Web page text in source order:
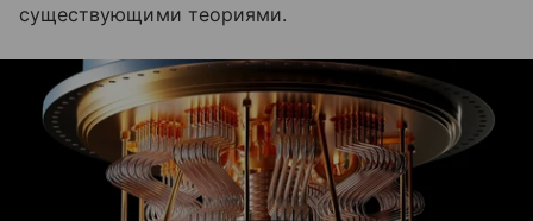
существующими теориями.